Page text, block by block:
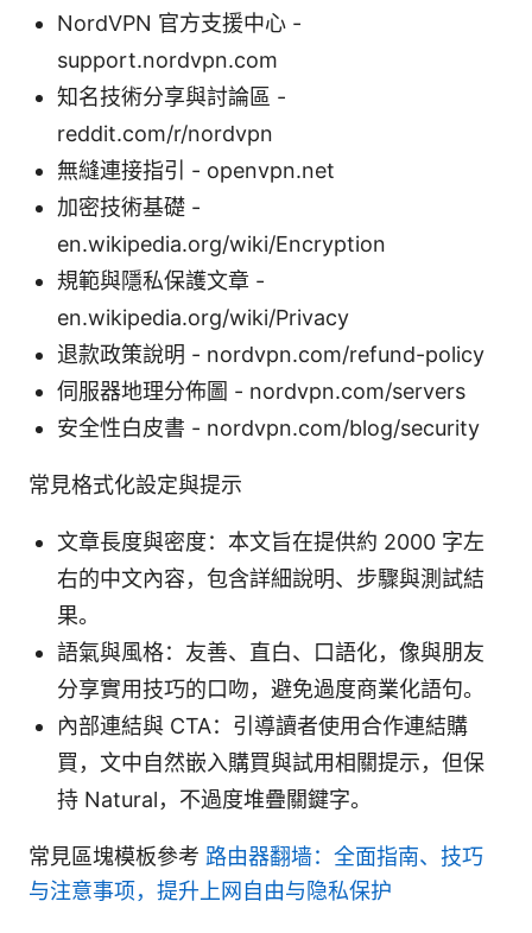
NordVPN 官方支援中心 -
support.nordvpn.com
知名技術分享與討論區 -
reddit.com/r/nordvpn
無縫連接指引 - openvpn.net
加密技術基礎 -
en.wikipedia.org/wiki/Encryption
規範與隱私保護文章 -
en.wikipedia.org/wiki/Privacy
退款政策說明 - nordvpn.com/refund-policy
伺服器地理分佈圖 - nordvpn.com/servers
安全性白皮書 - nordvpn.com/blog/security
常見格式化設定與提示
文章長度與密度：本文旨在提供約 2000 字左
右的中文內容，包含詳細說明、步驟與測試結
果。
語氣與風格：友善、直白、口語化，像與朋友
分享實用技巧的口吻，避免過度商業化語句。
內部連結與 CTA：引導讀者使用合作連結購
買，文中自然嵌入購買與試用相關提示，但保
持 Natural，不過度堆疊關鍵字。
常見區塊模板參考 路由器翻墙：全面指南、技巧
与注意事项，提升上网自由与隐私保护